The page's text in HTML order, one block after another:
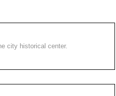
city historical center.